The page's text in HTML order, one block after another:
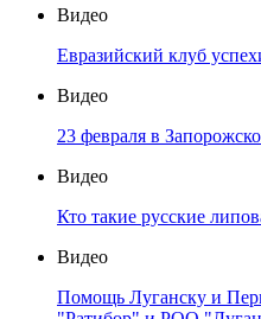
Видео
Евразийский клуб
Видео
23 февраля в
Видео
Кто такие русские
Видео
Помощь Луганску и